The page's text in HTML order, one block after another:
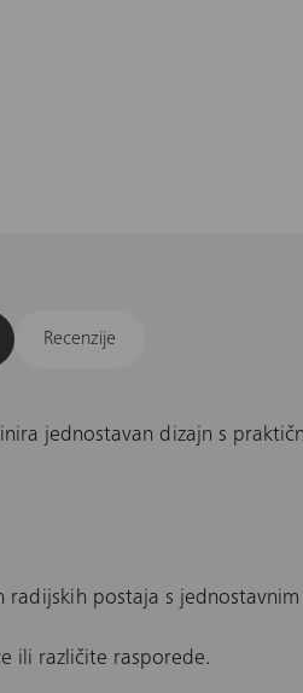
Recenzije
jednostavan dizajn s
radijskih postaja s
ili različite rasporede.